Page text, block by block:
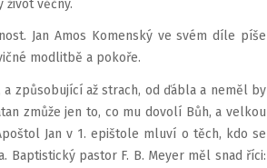
život věčný.
Jan Amos Komenský ve svém díle píše
modlitbě a pokoře.
způsobující až strach, od ďábla a neměl by
zmůže jen to, co mu dovolí Bůh, a velkou
Jan v 1. epištole mluví o těch, kdo se
Baptistický pastor F. B. Meyer měl snad říci: